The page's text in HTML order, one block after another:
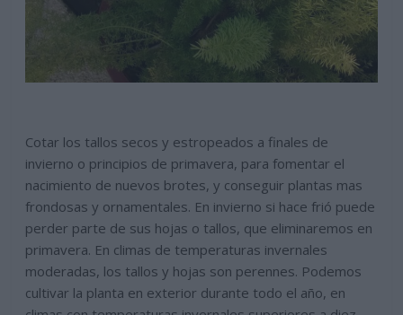
Cotar los tallos secos y estropeados a finales de
invierno o principios de primavera, para fomentar el
nacimiento de nuevos brotes, y conseguir plantas mas
frondosas y ornamentales. En invierno si hace frió puede
perder parte de sus hojas o tallos, que eliminaremos en
primavera. En climas de temperaturas invernales
moderadas, los tallos y hojas son perennes. Podemos
cultivar la planta en exterior durante todo el año, en